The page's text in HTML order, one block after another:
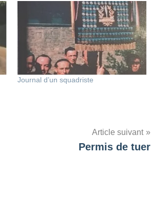
Journal d’un squadriste
Article suivant
Permis de tuer